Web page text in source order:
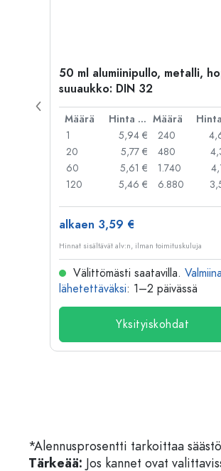
50 ml alumiinipullo, metalli,
suuaukko: DIN 32
Määrä Hinta per kpl Määrä
1
5,94 €
20
5,77 €
60
5,61 €
120
5,46 €
240
480
1.740
6.880
alkaen 3,59 €
Hinnat sisältävät alv:n, ilman toimituskuluja
Välittömästi saatavilla. Valmiina
lähetettäväksi: 1–2 päivässä
Yksityiskohdat
*Alennusprosentti tarkoittaa
Tärkeää: Jos kannet ovat